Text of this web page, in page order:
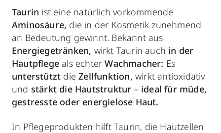
Taurin ist eine natürlich vorkommende
Aminosäure, die in der Kosmetik zunehmend
an Bedeutung gewinnt. Bekannt aus
Energiegetränken, wirkt Taurin auch in der
Hautpflegeals echterWachmacher: Es
unterstützt dieZellfunktion, wirkt antioxidativ
und stärkt die Hautstruktur – ideal für müde,
gestresste oder energielose Haut.
In Pflegeprodukten hilft Taurin, die Hautzellen